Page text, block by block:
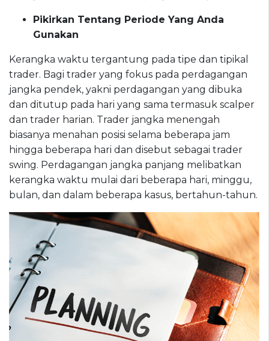
Pikirkan Tentang Periode Yang Anda
Gunakan
Kerangka waktu tergantung pada tipe dan tipikal
trader. Bagi trader yang fokus pada perdagangan
jangka pendek, yakni perdagangan yang dibuka
dan ditutup pada hari yang sama termasuk scalper
dan trader harian. Trader jangka menengah
biasanya menahan posisi selama beberapa jam
hingga beberapa hari dan disebut sebagai trader
swing. Perdagangan jangka panjang melibatkan
kerangka waktu mulai dari beberapa hari, minggu,
bulan, dan dalam beberapa kasus, bertahun-tahun.